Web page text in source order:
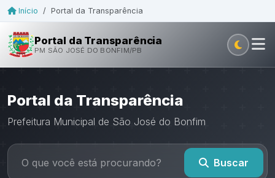
Início / Portal da Transparência
Portal da Transparência
PM SÃO JOSÉ DO BONFIM/PB
Portal da Transparência
Prefeitura Municipal de São José do Bonfim
Buscar